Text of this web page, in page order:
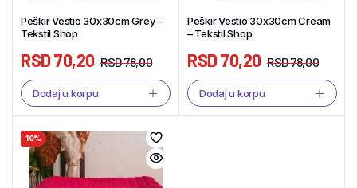
Peškir Vestio 30x30cm Grey –
Tekstil Shop
RSD78,00
RSD70,20
Dodaj u korpu
Peškir Vestio 30x30cm Cream
– Tekstil Shop
RSD78,00
RSD70,20
Dodaj u korpu
10%